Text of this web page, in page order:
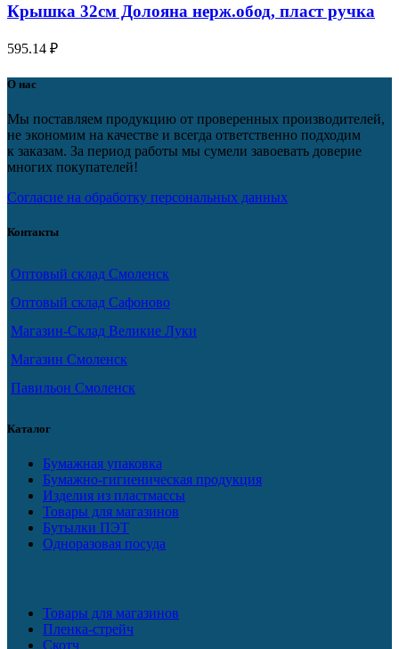
Крышка 32см Долояна нерж.обод, пласт ручка
595.14 ₽
О нас
Мы поставляем продукцию от проверенных производителей,
не экономим на качестве и всегда ответственно подходим
к заказам. За период работы мы сумели завоевать доверие
многих покупателей!
Согласие на обработку персональных данных
Контакты
Оптовый склад Смоленск
Оптовый склад Сафоново
Магазин-Склад Великие Луки
Магазин Смоленск
Павильон Смоленск
Каталог
Бумажная упаковка
Бумажно-гигиеническая продукция
Изделия из пластмассы
Товары для магазинов
Бутылки ПЭТ
Одноразовая посуда
Товары для магазинов
Пленка-стрейч
Скотч